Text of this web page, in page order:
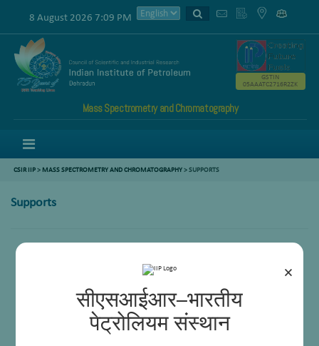
×
सीएसआईआर–भारतीय
पेट्रोलियम संस्थान
8 August 2026 7:09 PM
Mass Spectrometry and Chromatography
GSTIN
05AAATC2716R2ZK
CSIR IIP> MASS SPECTROMETRY AND CHROMATOGRAPHY>SUPPORTS
Supports